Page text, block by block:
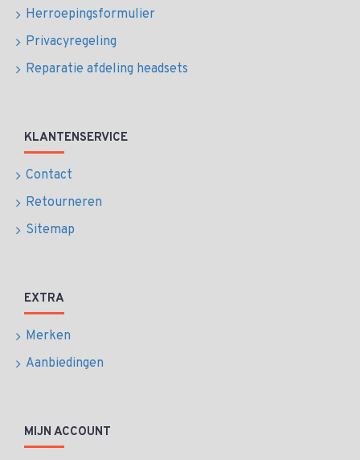
Herroepingsformulier
Privacyregeling
Reparatie afdeling headsets
KLANTENSERVICE
Contact
Retourneren
Sitemap
EXTRA
Merken
Aanbiedingen
MIJN ACCOUNT